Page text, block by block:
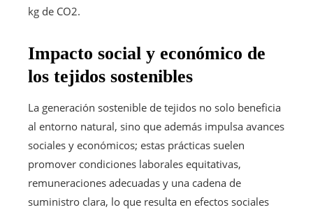
kg de CO2.
Impacto social y económico de
los tejidos sostenibles
La generación sostenible de tejidos no solo beneficia
al entorno natural, sino que además impulsa avances
sociales y económicos; estas prácticas suelen
promover condiciones laborales equitativas,
remuneraciones adecuadas y una cadena de
suministro clara, lo que resulta en efectos sociales